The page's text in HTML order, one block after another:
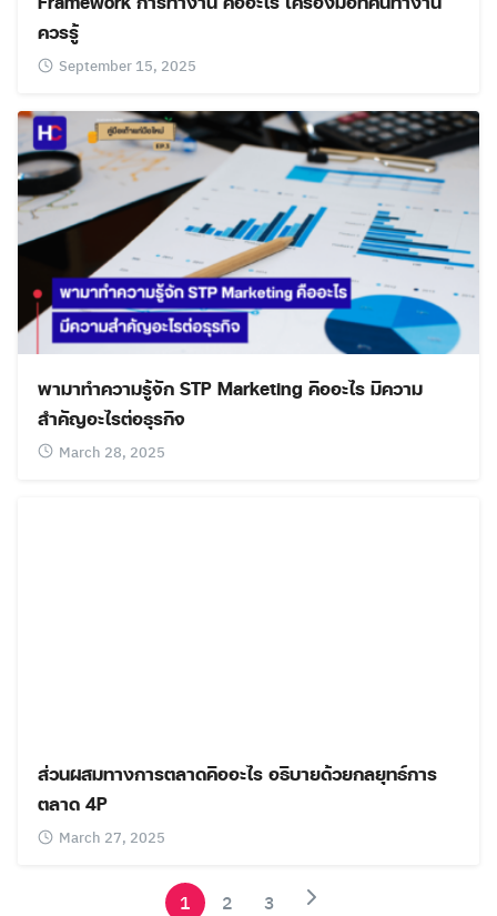
ควรรู้
September 15, 2025
พามาทำความรู้จัก STP Marketing คืออะไร มีความ
สำคัญอะไรต่อธุรกิจ
March 28, 2025
ส่วนผสมทางการตลาดคืออะไร อธิบายด้วยกลยุทธ์การ
ตลาด 4P
March 27, 2025
1 2 3